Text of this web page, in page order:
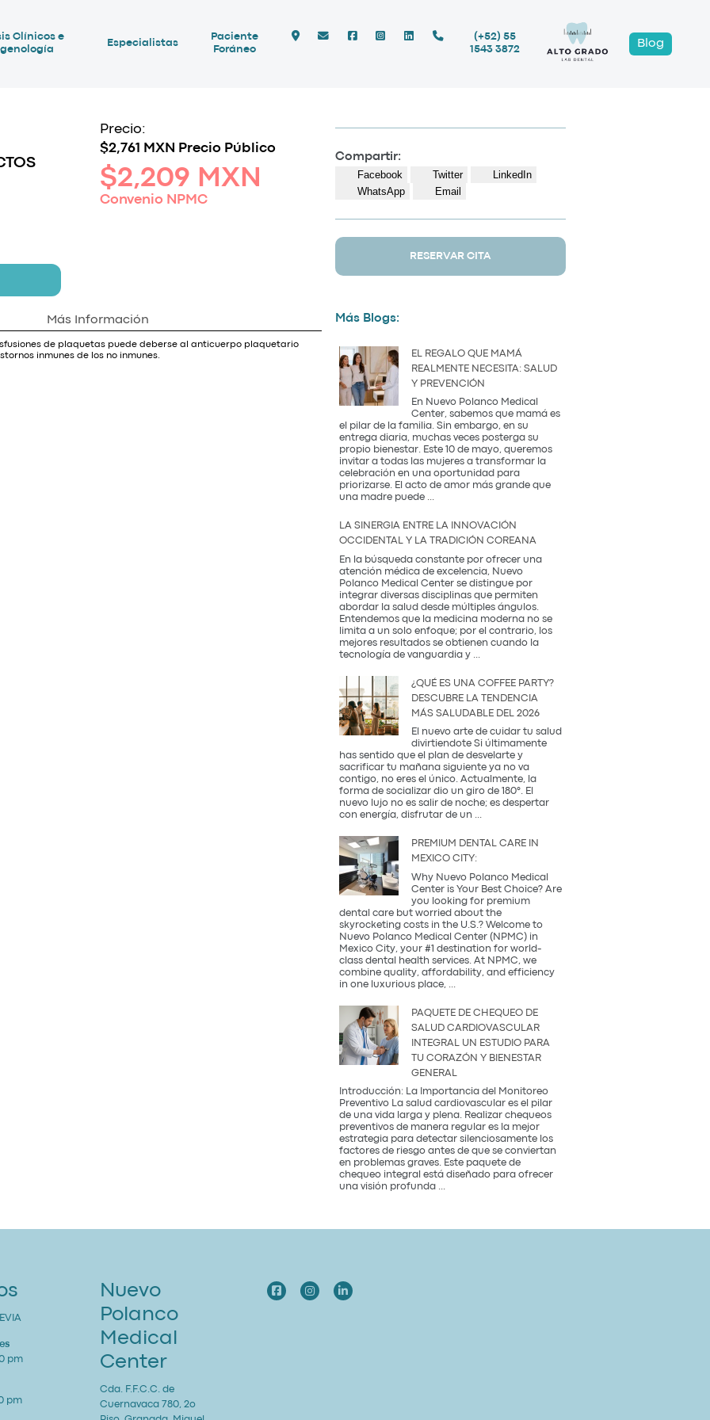
Clínicos e
Especialistas
Paciente
Foráneo
(+52) 55
1543 3872
Blog
Precio:
$2,761 MXN Precio Público
$2,209 MXN
Convenio NPMC
Más Información
de plaquetas puede deberse al anticuerpo plaquetario
inmunes de los no inmunes.
Compartir:
Facebook Twitter
LinkedIn
WhatsApp
Email
RESERVAR CITA
Más Blogs:
EL REGALO QUE MAMÁ
REALMENTE NECESITA: SALUD
Y PREVENCIÓN
En Nuevo Polanco Medical
Center, sabemos que mamá es
el pilar de la familia. Sin embargo, en su
entrega diaria, muchas veces posterga su
propio bienestar. Este 10 de mayo, queremos
invitar a todas las mujeres a transformar la
celebración en una oportunidad para
priorizarse. El acto de amor más grande que
una madre puede ...
que
Realmente
Necesita:
Salud
y
Prevención
LA SINERGIA ENTRE LA INNOVACIÓN
OCCIDENTAL Y LA TRADICIÓN COREANA
En la búsqueda constante por ofrecer una
atención médica de excelencia, Nuevo
Polanco Medical Center se distingue por
integrar diversas disciplinas que permiten
abordar la salud desde múltiples ángulos.
Entendemos que la medicina moderna no se
limita a un solo enfoque; por el contrario, los
mejores resultados se obtienen cuando la
tecnología de vanguardia y
entre
Innovación
Occidental
la
Tradición
Coreana
¿QUÉ ES UNA COFFEE PARTY?
DESCUBRE LA TENDENCIA
MÁS SALUDABLE DEL 2026
El nuevo arte de cuidar tu salud
divirtiendote Si últimamente
has sentido que el plan de desvelarte y
sacrificar tu mañana siguiente ya no va
contigo, no eres el único. Actualmente, la
forma de socializar dio un giro de 180°. El
nuevo lujo no es salir de noche; es despertar
con energía, disfrutar de un ...
una
Descubre
la
tendencia
más
saludable
del
2026
PREMIUM DENTAL CARE IN
MEXICO CITY:
Why Nuevo Polanco Medical
Center is Your Best Choice? Are
you looking for premium
dental care but worried about the
skyrocketing costs in the U.S.? Welcome to
Nuevo Polanco Medical Center (NPMC) in
Mexico City, your #1 destination for world-
class dental health services. At NPMC, we
combine quality, affordability, and efficiency
in one luxurious place,
Care
Mexico
City:
PAQUETE DE CHEQUEO DE
SALUD CARDIOVASCULAR
INTEGRAL UN ESTUDIO PARA
TU CORAZÓN Y BIENESTAR
GENERAL
Introducción: La Importancia del Monitoreo
Preventivo La salud cardiovascular es el pilar
de una vida larga y plena. Realizar chequeos
preventivos de manera regular es la mejor
estrategia para detectar silenciosamente los
factores de riesgo antes de que se conviertan
en problemas graves. Este paquete de
chequeo integral está diseñado para ofrecer
una visión profunda ...
pm
pm
Nuevo
Polanco
Medical
Center
Cda. F.F.C.C. de
Cuernavaca 780, 2o